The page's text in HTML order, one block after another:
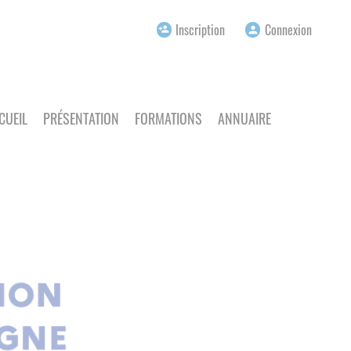
person_add Inscription person Connexion
PRÉSENTATION FORMATIONS ANNUAIRE